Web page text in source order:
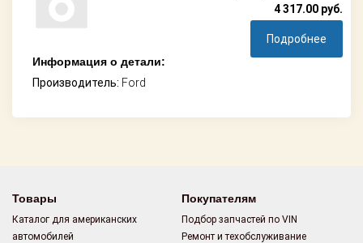
Информация о детали:
Производитель: Ford
4 317.00 руб.
Подробнее
Товары
Каталог для американских
автомобилей
Покупателям
Подбор запчастей по VIN
Ремонт и техобслуживание